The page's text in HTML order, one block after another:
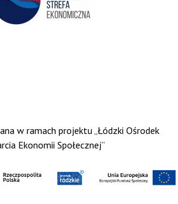
w ramach projektu „Łódzki Ośrodek
Ekonomii Społecznej”